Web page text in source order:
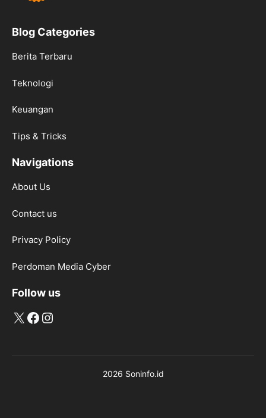
Blog Categories
Berita Terbaru
Teknologi
Keuangan
Tips & Tricks
Navigations
About Us
Contact us
Privacy Policy
Perdoman Media Cyber
Follow us
X Facebook
Instagram
2026 Soninfo.id